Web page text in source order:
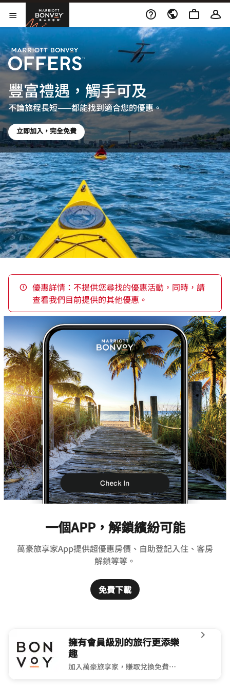
Skip to Content
開啟功能表
萬豪旅享家
豐富禮遇，觸手可及
不論旅程長短——都能找到適合您的優惠。
立即加入，完全免費
優惠詳情：不提供您尋找的優惠活動，同時，請
查看我們目前提供的其他優惠。
一個APP，解鎖繽紛可能
萬豪旅享家App提供超優惠房價、自助登記入住、客房
解鎖等等。
免費下載
擁有會員級別的旅行更添樂
趣
加入萬豪旅享家，賺取兌換免費住宿的積分。